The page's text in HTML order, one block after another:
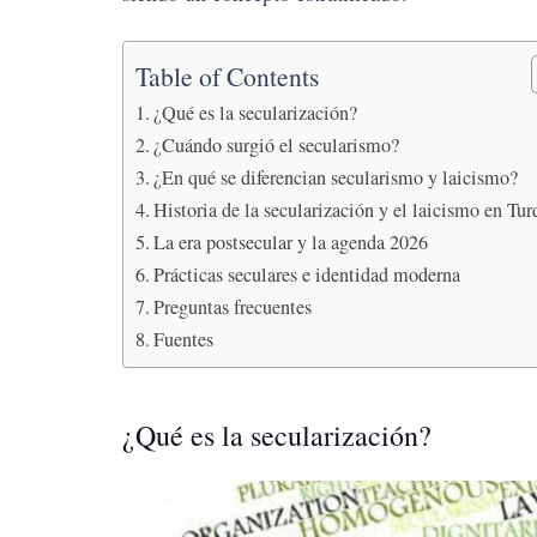
Table of Contents
¿Qué es la secularización?
¿Cuándo surgió el secularismo?
¿En qué se diferencian secularismo y laicismo?
Historia de la secularización y el laicismo en
La era postsecular y la agenda 2026
Prácticas seculares e identidad moderna
Preguntas frecuentes
Fuentes
¿Qué es la secularización?